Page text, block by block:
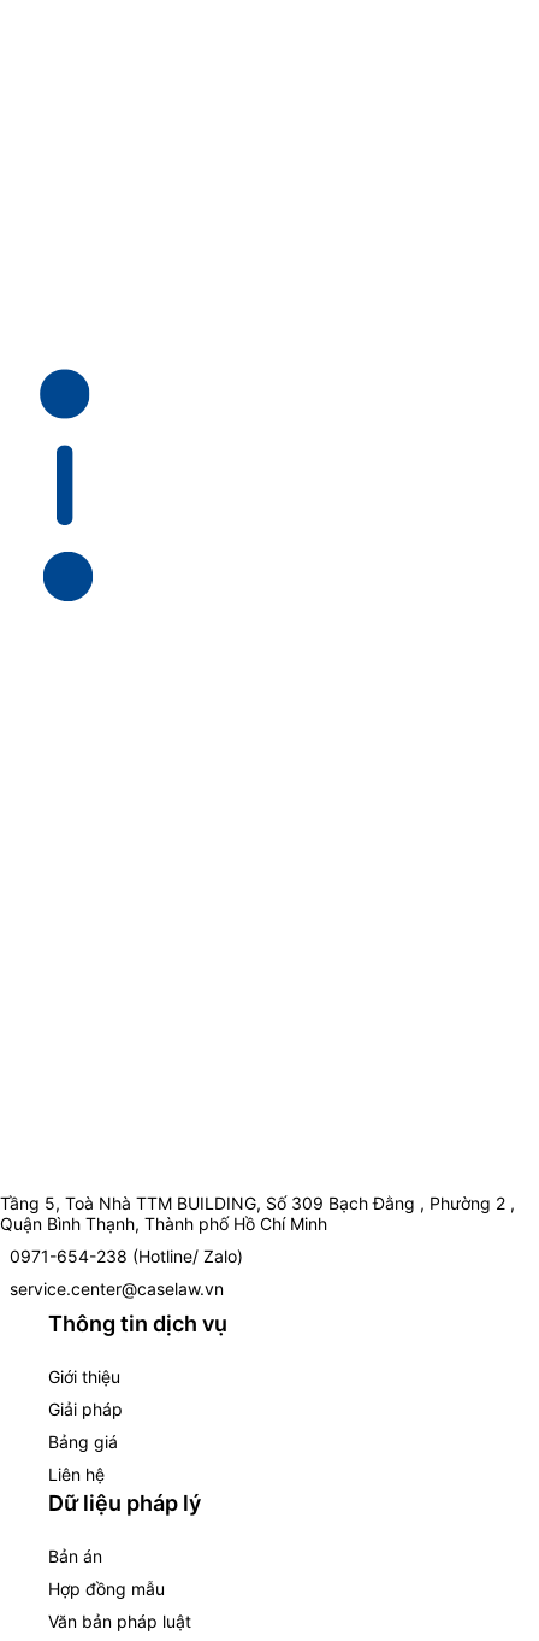
Tầng 5, Toà Nhà TTM BUILDING, Số 309 Bạch Đằng , Phường 2 ,
Quận Bình Thạnh, Thành phố Hồ Chí Minh
0971-654-238 (Hotline/ Zalo)
service.center@caselaw.vn
Thông tin dịch vụ
Giới thiệu
Giải pháp
Bảng giá
Liên hệ
Dữ liệu pháp lý
Bản án
Hợp đồng mẫu
Văn bản pháp luật